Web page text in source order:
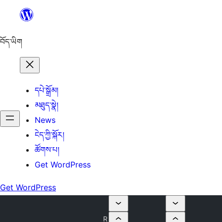
content
བོད་ཡིག
དཔེ་སྒྲོམ།
མཐུད་སྣེ།
News
ངེད་ཀྱི་སྐོར།
ཚོགས་པ།
Get WordPress
Get WordPress
R